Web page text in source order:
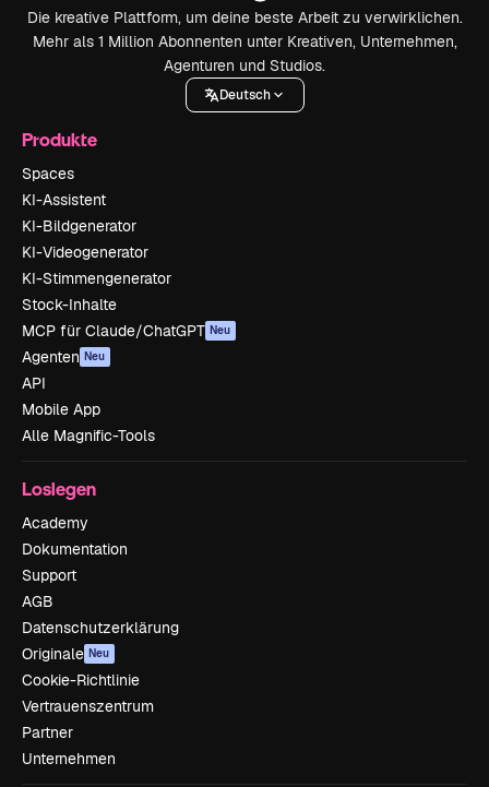
Die kreative Plattform, um deine beste Arbeit zu verwirklichen.
Mehr als 1 Million Abonnenten unter Kreativen, Unternehmen,
Agenturen und Studios.
Deutsch
Produkte
Spaces
KI-Assistent
KI-Bildgenerator
KI-Videogenerator
KI-Stimmengenerator
Stock-Inhalte
MCP für Claude/ChatGPT Neu
Agenten Neu
API
Mobile App
Alle Magnific-Tools
Loslegen
Academy
Dokumentation
Support
AGB
Datenschutzerklärung
Originale Neu
Cookie-Richtlinie
Vertrauenszentrum
Partner
Unternehmen